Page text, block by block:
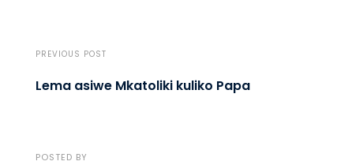
PREVIOUS POST
Lema asiwe Mkatoliki kuliko Papa
POSTED BY